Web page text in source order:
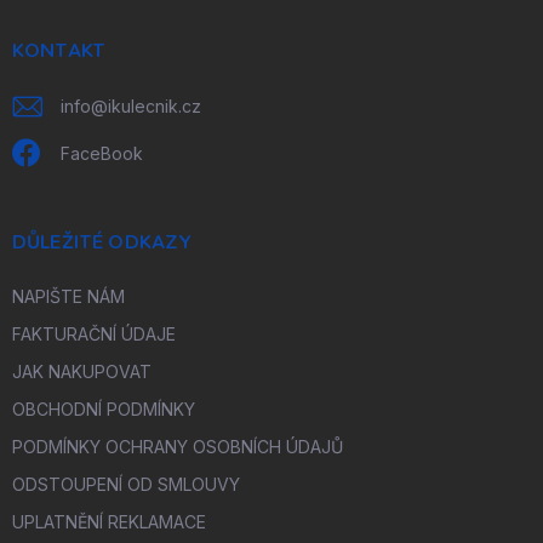
KONTAKT
info@ikulecnik.cz
FaceBook
DŮLEŽITÉ ODKAZY
NAPIŠTE NÁM
FAKTURAČNÍ ÚDAJE
JAK NAKUPOVAT
OBCHODNÍ PODMÍNKY
PODMÍNKY OCHRANY OSOBNÍCH ÚDAJŮ
ODSTOUPENÍ OD SMLOUVY
UPLATNĚNÍ REKLAMACE